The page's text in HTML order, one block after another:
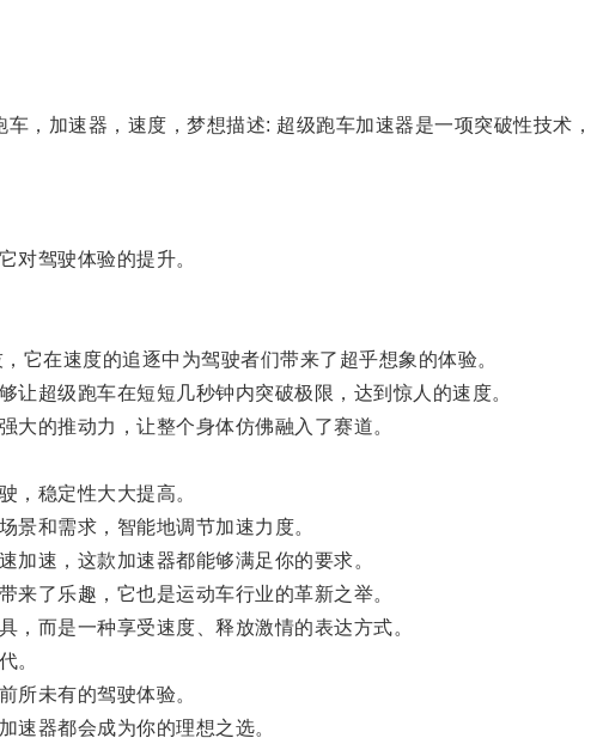
加速器，速度，梦想描述: 超级跑车加速器是一项突破性技术
驾驶体验的提升。
在速度的追逐中为驾驶者们带来了超乎想象的体验。
超级跑车在短短几秒钟内突破极限，达到惊人的速度。
的推动力，让整个身体仿佛融入了赛道。
稳定性大大提高。
和需求，智能地调节加速力度。
速，这款加速器都能够满足你的要求。
了乐趣，它也是运动车行业的革新之举。
而是一种享受速度、释放激情的表达方式。
。
未有的驾驶体验。
器都会成为你的理想之选。